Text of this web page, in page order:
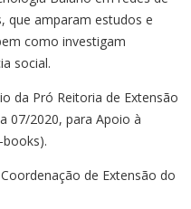
que amparam estudos e
como investigam
social.
da Pró Reitoria de Extensão
07/2020, para Apoio à
books).
de Extensão do